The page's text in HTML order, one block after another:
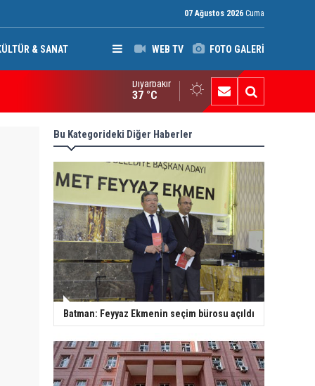
07 Ağustos 2026 Cuma
WEB TV FOTO GALERİ
& SANAT
Kerkük Valisi’ne “140. madde” tepkisi
Diyarbakır
37 °C
Bu Kategorideki Diğer Haberler
Batman: Feyyaz Ekmenin seçim bürosu açıldı